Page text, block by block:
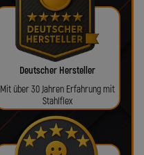
Deutscher Hersteller
Mit über 30 Jahren Erfahrung mit
Stahlflex